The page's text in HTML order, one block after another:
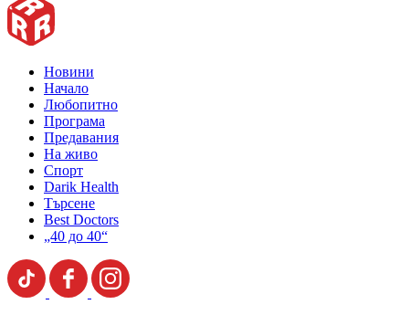
Новини
Начало
Любопитно
Програма
Предавания
На живо
Спорт
Darik Health
Търсене
Best Doctors
„40 до 40“